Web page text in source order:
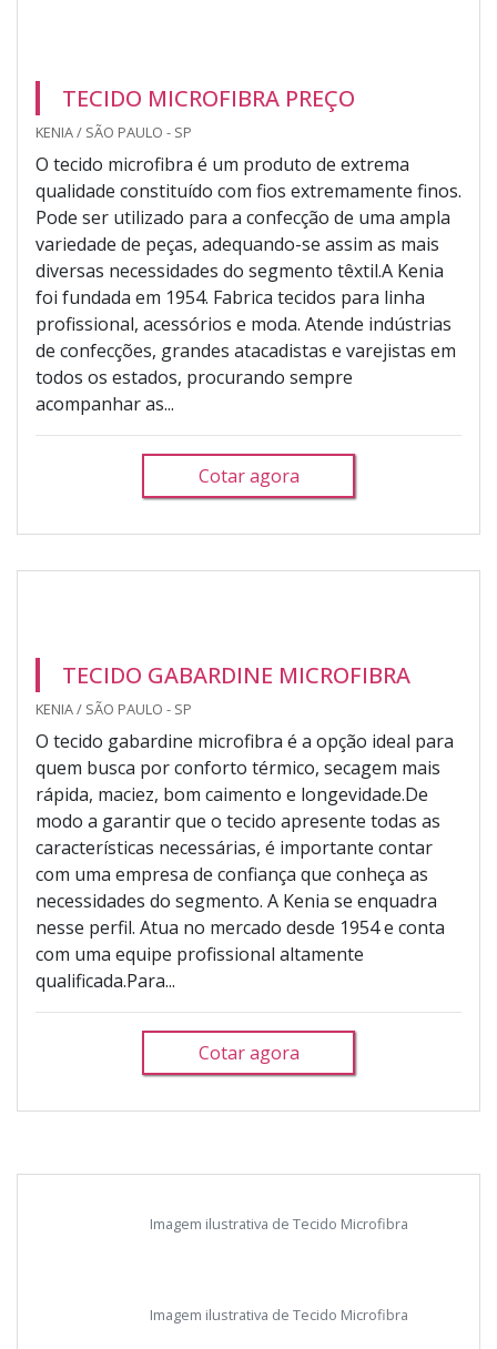
TECIDO MICROFIBRA PREÇO
KENIA / SÃO PAULO - SP
O tecido microfibra é um produto de extrema
qualidade constituído com fios extremamente finos.
Pode ser utilizado para a confecção de uma ampla
variedade de peças, adequando-se assim as mais
diversas necessidades do segmento têxtil.A Kenia
foi fundada em 1954. Fabrica tecidos para linha
profissional, acessórios e moda. Atende indústrias
de confecções, grandes atacadistas e varejistas em
todos os estados, procurando sempre
acompanhar as...
Cotar agora
TECIDO GABARDINE MICROFIBRA
KENIA / SÃO PAULO - SP
O tecido gabardine microfibra é a opção ideal para
quem busca por conforto térmico, secagem mais
rápida, maciez, bom caimento e longevidade.De
modo a garantir que o tecido apresente todas as
características necessárias, é importante contar
com uma empresa de confiança que conheça as
necessidades do segmento. A Kenia se enquadra
nesse perfil. Atua no mercado desde 1954 e conta
com uma equipe profissional altamente
qualificada.Para...
Cotar agora
Imagem ilustrativa de Tecido Microfibra
Imagem ilustrativa de Tecido Microfibra